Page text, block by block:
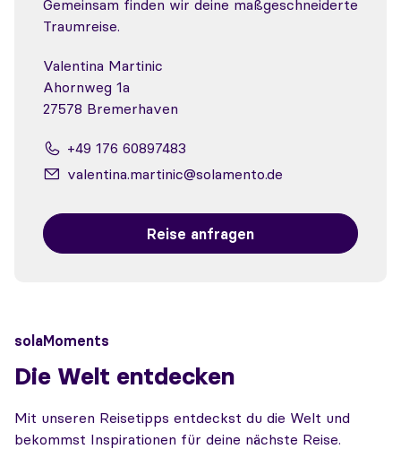
Gemeinsam finden wir deine maßgeschneiderte
Traumreise.
Valentina Martinic
Ahornweg 1a
27578 Bremerhaven
+49 176 60897483
valentina.martinic@solamento.de
Reise anfragen
solaMoments
Die Welt entdecken
Mit unseren Reisetipps entdeckst du die Welt und
bekommst Inspirationen für deine nächste Reise.